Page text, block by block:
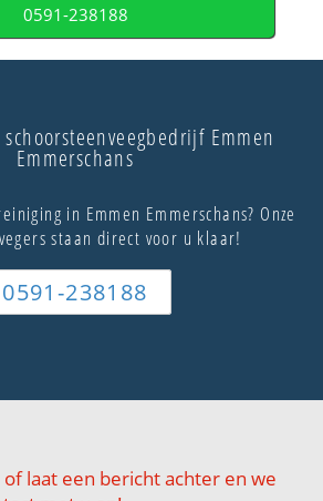
0591-238188
Emmen
Emmerschans
in Emmen Emmerschans? Onze
staan direct voor u klaar!
0591-238188
laat een bericht achter en we